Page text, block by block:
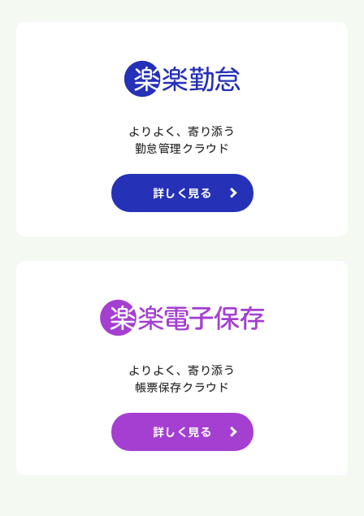
よりよく、寄り添う
勤怠管理クラウド
詳しく見る
よりよく、寄り添う
帳票保存クラウド
詳しく見る